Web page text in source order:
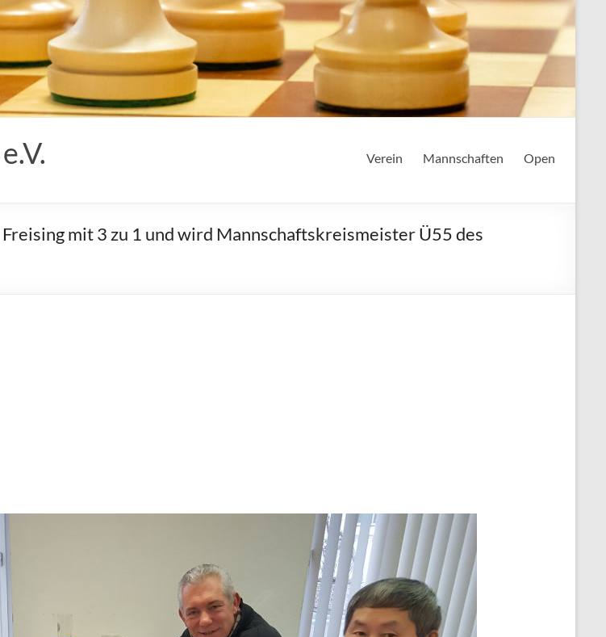
Verein Mannschaften Open
mit 3 zu 1 und wird Mannschaftskreismeister Ü55 des